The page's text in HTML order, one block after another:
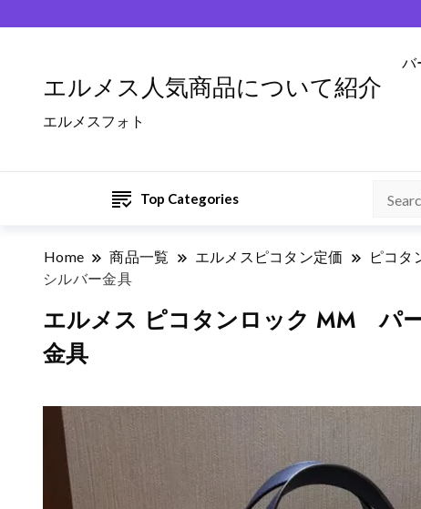
エルメス人気商品について紹介
エルメスフォト
バ
Top Categories
Home 商品一覧 エルメスピコタン定価 ピコタ
シルバー金具
エルメス ピコタンロック MM パ
金具